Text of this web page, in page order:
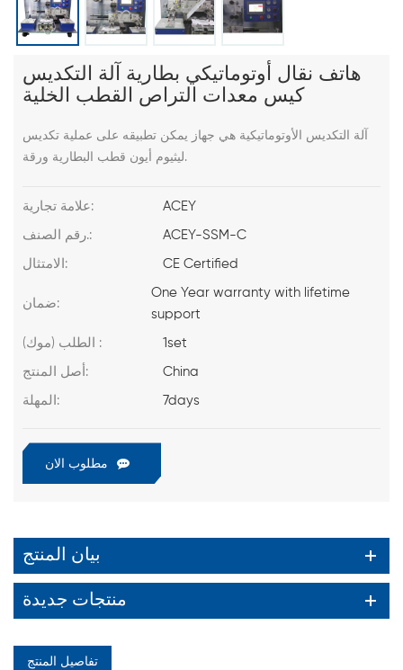
هاتف نقال أوتوماتيكي بطارية آلة التكديس
كيس معدات التراص القطب الخلية
آلة التكديس الأوتوماتيكية هي جهاز يمكن تطبيقه على عملية تكديس
ليثيوم أيون قطب البطارية ورقة.
علامة تجارية: ACEY
رقم الصنف.: ACEY-SSM-C
الامتثال: CE Certified
ضمان:
One Year warranty with lifetime
support
الطلب (موك) : 1set
أصل المنتج: China
المهلة: 7days
مطلوب الان
بيان المنتج
منتجات جديدة
تفاصيل المنتج